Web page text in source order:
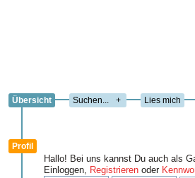
Übersicht + Lies mich
Profil
Hallo! Bei uns kannst Du auch als
Einloggen, Registrieren oder